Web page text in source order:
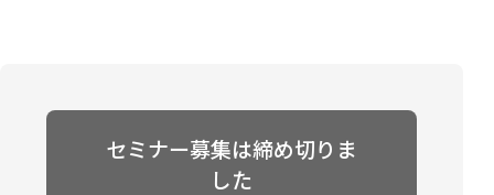
セミナー募集は締め切りま
した